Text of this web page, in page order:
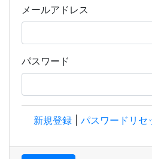
メールアドレス
パスワード
新規登録 パスワードリセ